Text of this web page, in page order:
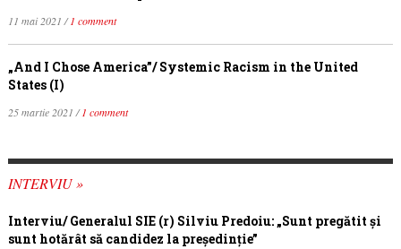
11 mai 2021 /1 comment
„And I Chose America”/ Systemic Racism in the United
States (I)
25 martie 2021 /1 comment
INTERVIU »
Interviu/ Generalul SIE (r) Silviu Predoiu: „Sunt pregătit și
sunt hotărât să candidez la președinție”